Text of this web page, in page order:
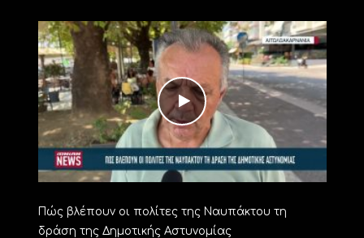
Πώς βλέπουν οι πολίτες της Ναυπάκτου τη
δράση της Δημοτικής Αστυνομίας